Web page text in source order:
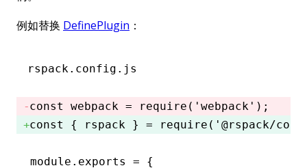
例如替换 DefinePlugin ：
rspack.config.js
const webpack = require ( 'webpack' );
const
{ rspack } = require ( '@rspack/
module . exports = {